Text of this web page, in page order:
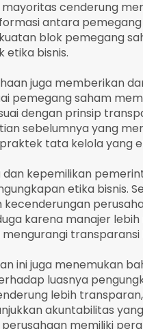
cenderung
antara
blok pemegang
etika bisnis.
juga memberikan
pemegang saham
dengan prinsip
sebelumnya yang
tata kelola yang
kepemilikan
etika bisnis.
karena manajer
transparansi
ini juga menemukan
luasnya
lebih
akuntabilitas
memiliki